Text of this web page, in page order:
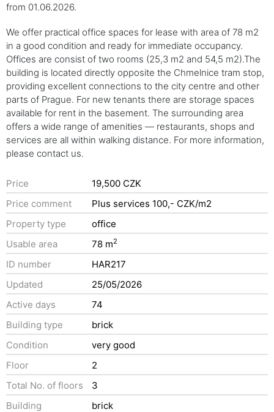
from 01.06.2026.
We offer practical office spaces for lease with area of 78 m2
in a good condition and ready for immediate occupancy.
Offices are consist of two rooms (25,3 m2 and 54,5 m2).The
building is located directly opposite the Chmelnice tram stop,
providing excellent connections to the city centre and other
parts of Prague. For new tenants there are storage spaces
available for rent in the basement. The surrounding area
offers a wide range of amenities — restaurants, shops and
services are all within walking distance. For more information,
please contact us.
Price
19,500 CZK
Price comment
Plus services 100,- CZK/m2
Property type
office
Usable area
78 m2
ID number
HAR217
Updated
25/05/2026
Active days
74
Building type
brick
Condition
very good
Floor
2
Total No. of floors
3
Building
brick